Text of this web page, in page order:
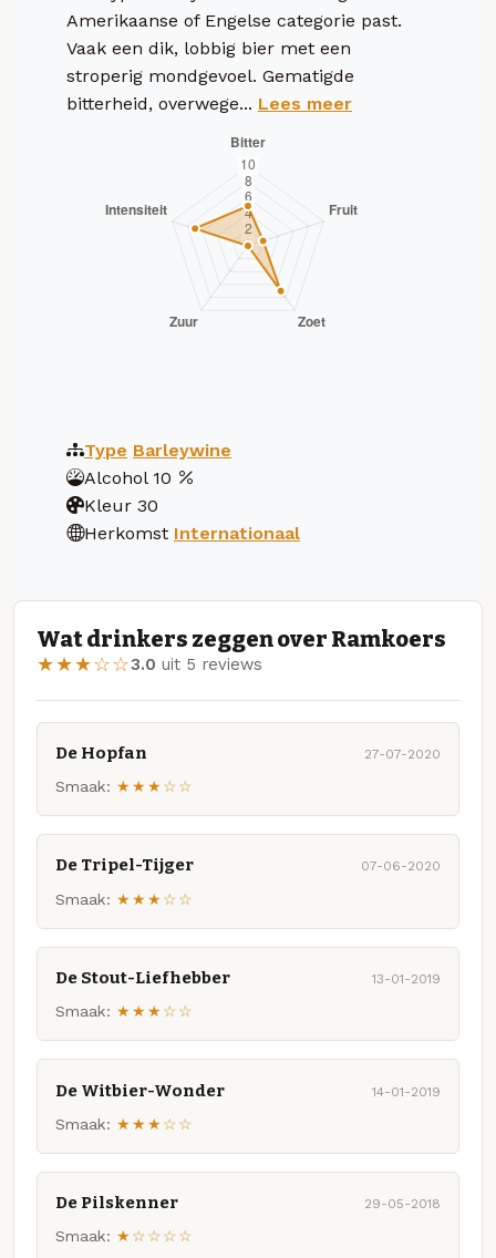
Amerikaanse of Engelse categorie past.
Vaak een dik, lobbig bier met een
stroperig mondgevoel. Gematigde
bitterheid, overwege... Lees meer
Type Barleywine
Alcohol 10
Kleur 30
Herkomst Internationaal
Wat drinkers zeggen over Ramkoers
★★★☆☆3.0 uit 5 reviews
De Hopfan 27-07-2020
Smaak: ★★★☆☆
De Tripel-Tijger 07-06-2020
Smaak: ★★★☆☆
De Stout-Liefhebber 13-01-2019
Smaak: ★★★☆☆
De Witbier-Wonder 14-01-2019
Smaak: ★★★☆☆
De Pilskenner 29-05-2018
Smaak: ★☆☆☆☆